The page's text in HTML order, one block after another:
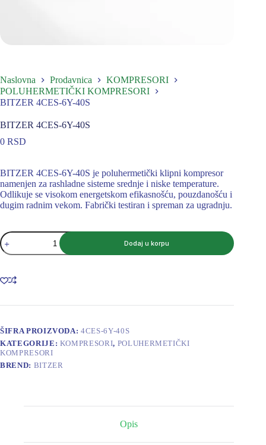
Naslovna Prodavnica
KOMPRESORI
POLUHERMETIČKI KOMPRESORI
BITZER 4CES-6Y-40S
BITZER 4CES-6Y-40S
0 RSD
BITZER 4CES-6Y-40S je poluhermetički klipni kompresor
namenjen za rashladne sisteme srednje i niske temperature.
Odlikuje se visokom energetskom efikasnošću, pouzdanošću i
dugim radnim vekom. Fabrički testiran i spreman za ugradnju.
BITZER
4CES-
6Y-
količina
Dodaj u korpu
ŠIFRA PROIZVODA:4CES-6Y-40S
KATEGORIJE: KOMPRESORI, POLUHERMETIČKI
KOMPRESORI
BREND: BITZER
Opis